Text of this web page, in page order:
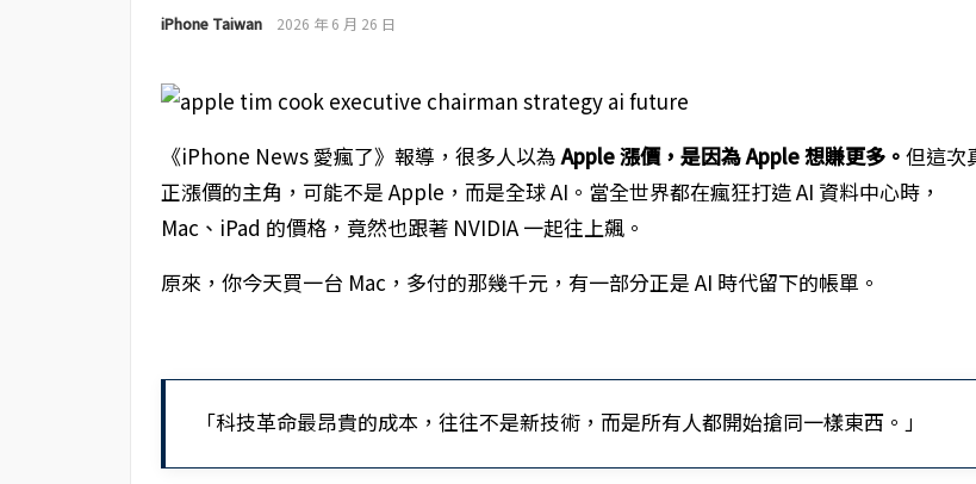
iPhone Taiwan 2026 年 6 月 26 日
《iPhone News 愛瘋了》報導，很多人以為Apple 漲價，是因為 Apple 想賺更多。 但這次
正漲價的主角，可能不是 Apple，而是全球 AI。當全世界都在瘋狂打造 AI 資料中心時，
Mac、iPad 的價格，竟然也跟著 NVIDIA 一起往上飆。
原來，你今天買一台 Mac，多付的那幾千元，有一部分正是 AI 時代留下的帳單。
「科技革命最昂貴的成本，往往不是新技術，而是所有人都開始搶同一樣東西。」